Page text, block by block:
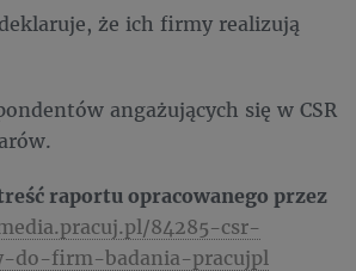
że ich firmy realizują
angażujących się w CSR
raportu opracowanego przez
84285-csr-
do-firm-badania-pracujpl